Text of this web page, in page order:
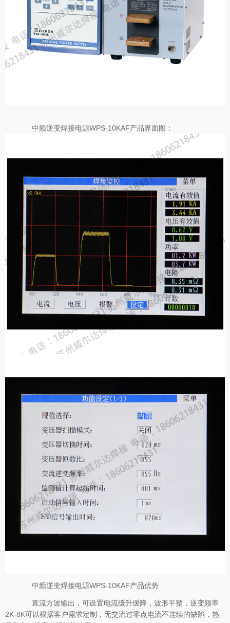
中频逆变焊接电源WPS-10KAF产品界面图：
中频逆变焊接电源WPS-10KAF产品优势
直流方波输出，可设置电流缓升缓降，波形平整，逆变频率
2K-8K可以根据客户需求定制，无交流过零点电流不连续的缺陷，热